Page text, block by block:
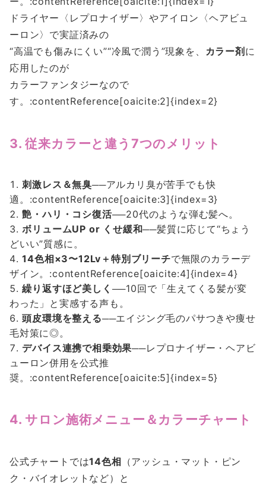
ドライヤー〈レプロナイザー〉やアイロン〈ヘアビュ
ーロン〉で実証済みの
“高温でも傷みにくい”“冷風で潤う”現象を、 カラー剤 に
応用したのが
カラーファンタジーなので
す。:contentReference[oaicite:2]{index=2}
3. 従来カラーと違う7つのメリット
刺激レス＆無臭──アルカリ臭が苦手でも快
適。:contentReference[oaicite:3]{index=3}
艶・ハリ・コシ復活──20代のような弾む髪へ。
ボリュームUP or くせ緩和──髪質に応じて“ちょう
どいい”質感に。
14色相×3〜12Lv＋特別ブリーチで無限のカラーデ
ザイン。:contentReference[oaicite:4]{index=4}
繰り返すほど美しく ──10回で「生えてくる髪が変
わった」と実感する声も。
頭皮環境を整える──エイジング毛のパサつきや痩せ
毛対策に◎。
デバイス連携で相乗効果──レプロナイザー・ヘアビ
ューロン併用を公式推
奨。:contentReference[oaicite:5]{index=5}
4. サロン施術メニュー＆カラーチャート
公式チャートでは14色相 （アッシュ・マット・ピン
ク・バイオレットなど）と